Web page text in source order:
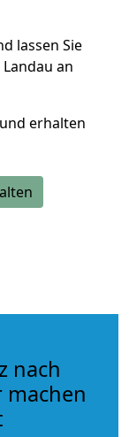
lassen Sie
an
und erhalten
nach
machen